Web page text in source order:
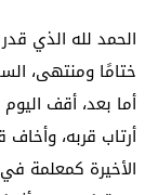
الحمد لله الذي
ختامًا ومنتهى،
أما بعد، أقف
أرتاب قربه،
الأخيرة كمعلمة